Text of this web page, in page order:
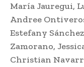
María Jauregui,
Andree
Estefany
Zamorano,
Christian